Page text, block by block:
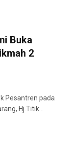
Buka
2
Pesantren pada
Hj.Titik…